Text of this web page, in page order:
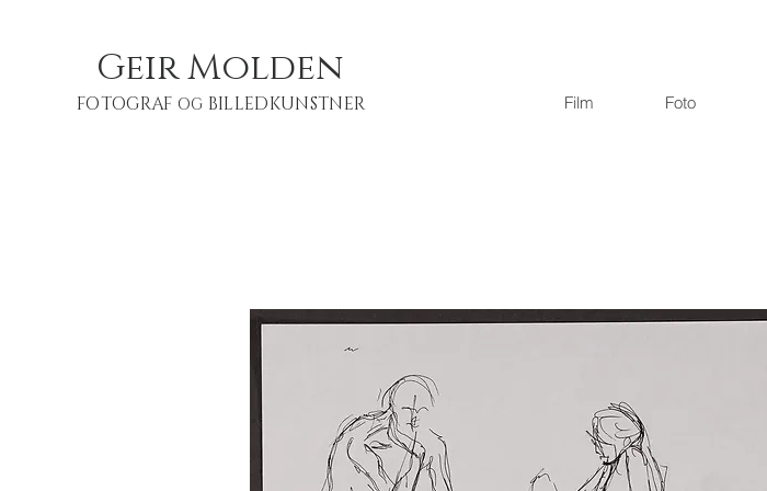
Geir Molden
FOTOGRAF OG BILLEDKUNSTNER Film Foto